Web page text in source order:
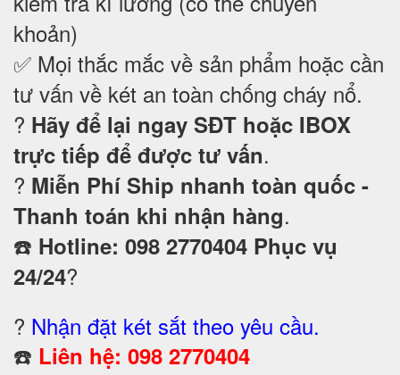
khoản)
✅ Mọi thắc mắc về sản phẩm hoặc cần
tư vấn về két an toàn chống cháy nổ.
? Hãy để lại ngay SĐT hoặc IBOX
trực tiếp để được tư vấn.
? Miễn Phí Ship nhanh toàn quốc -
Thanh toán khi nhận hàng.
☎️ Hotline: 098 2770404 Phục vụ
24/24?
? Nhận đặt két sắt theo yêu cầu.
☎️ Liên hệ: 098 2770404